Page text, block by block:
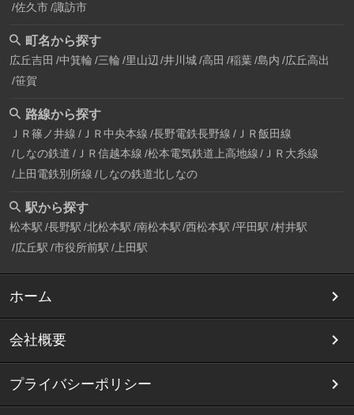
佐久市 諏訪市
町名から探す
広丘吉田 中箕輪 三輪 里山辺 井川城 高田 稲葉 島内 広丘高出
笹賀
路線から探す
ＪＲ篠ノ井線 ＪＲ中央本線 長野電鉄長野線 ＪＲ飯田線
しなの鉄道 ＪＲ信越本線 松本電気鉄道上高地線
ＪＲ大糸線
上田電鉄別所線 しなの鉄道北しなの
駅から探す
松本駅 長野駅 北松本駅 南松本駅 西松本駅 平田駅 村井駅
広丘駅 市役所前駅 上田駅
ホーム
会社概要
プライバシーポリシー